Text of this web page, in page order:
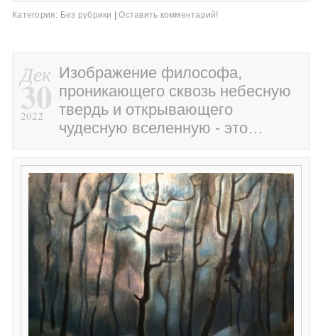
Категория: Без рубрики Оставить комментарий!
Дек
30
2022
Изображение философа,
проникающего сквозь небесную
твердь и открывающего
чудесную вселенную - это…